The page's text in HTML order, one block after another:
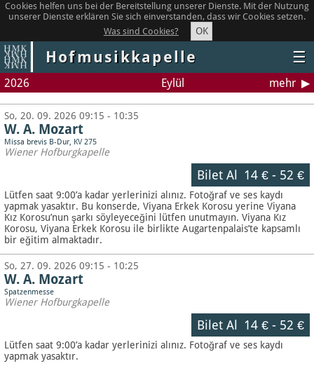
Cookies helfen uns bei der Bereitstellung unserer Dienste. Mit der Nutzung
unserer Dienste erklären Sie sich einverstanden, dass wir Cookies setzen.
Was sind Cookies?
OK
Hofmusikkapelle ☰
2026 Eylül mehr
So, 20. 09. 2026 09:15 - 10:35
W. A. Mozart
Missa brevis B-Dur, KV 275
Wiener Hofburgkapelle
Bilet Al 14 €- 52 €
Lütfen saat 9:00’a kadar yerlerinizi alınız. Fotoğraf ve ses kaydı
yapmak yasaktır. Bu konserde, Viyana Erkek Korosu yerine Viyana
Kız Korosu’nun şarkı söyleyeceğini lütfen unutmayın. Viyana Kız
Korosu, Viyana Erkek Korosu ile birlikte Augartenpalais’te kapsamlı
bir eğitim almaktadır.
So, 27. 09. 2026 09:15 - 10:25
W. A. Mozart
Spatzenmesse
Wiener Hofburgkapelle
Bilet Al 14 €- 52 €
Lütfen saat 9:00’a kadar yerlerinizi alınız. Fotoğraf ve ses kaydı
yapmak yasaktır.